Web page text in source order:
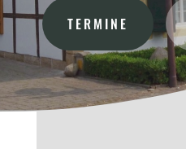
TERMINE